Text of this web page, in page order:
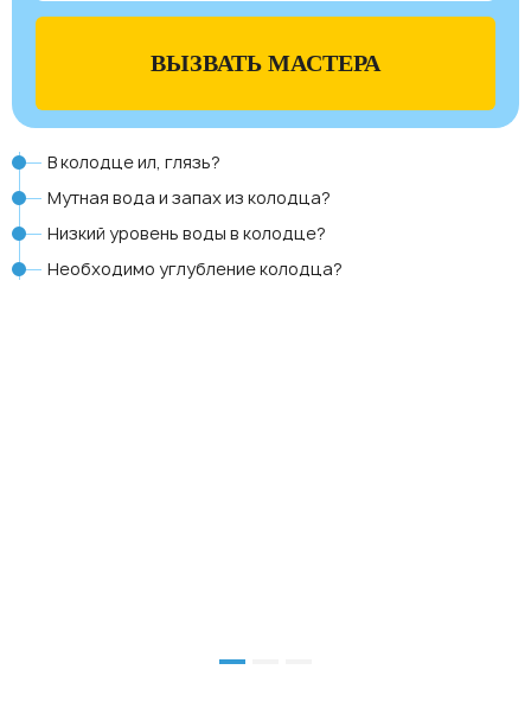
ВЫЗВАТЬ МАСТЕРА
В колодце ил, глязь?
Мутная вода и запах из колодца?
Низкий уровень воды в колодце?
Необходимо углубление колодца?